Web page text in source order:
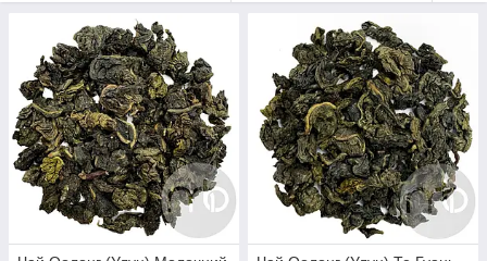
персиковий присмак. Колір настою дуже різноманітний: від
блідо-нефритового (як у зеленого чаю) до темно-червоного.